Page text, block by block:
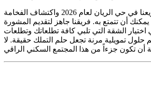
ندعوك لزيارة مشاريعنا في حي الريان لعام 2026 واكتشاف الفخامة
يمكنك أن تتمتع به. فريقنا جاهز لتقديم المشورة
الشقة التي تلبي كافة تطلعاتك وتطلعات
حلول تمويلية مرنة تجعل حلم التملك حقيقة. لا